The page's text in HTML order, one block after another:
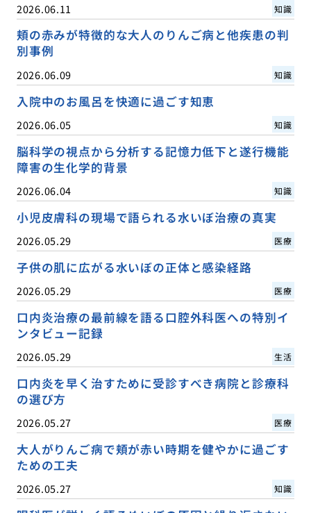
2026.06.11 知識
頬の赤みが特徴的な大人のりんご病と他疾患の判
別事例
2026.06.09 知識
入院中のお風呂を快適に過ごす知恵
2026.06.05 知識
脳科学の視点から分析する記憶力低下と遂行機能
障害の生化学的背景
2026.06.04 知識
小児皮膚科の現場で語られる水いぼ治療の真実
2026.05.29 医療
子供の肌に広がる水いぼの正体と感染経路
2026.05.29 医療
口内炎治療の最前線を語る口腔外科医への特別イ
ンタビュー記録
2026.05.29 生活
口内炎を早く治すために受診すべき病院と診療科
の選び方
2026.05.27 医療
大人がりんご病で頬が赤い時期を健やかに過ごす
ための工夫
2026.05.27 知識